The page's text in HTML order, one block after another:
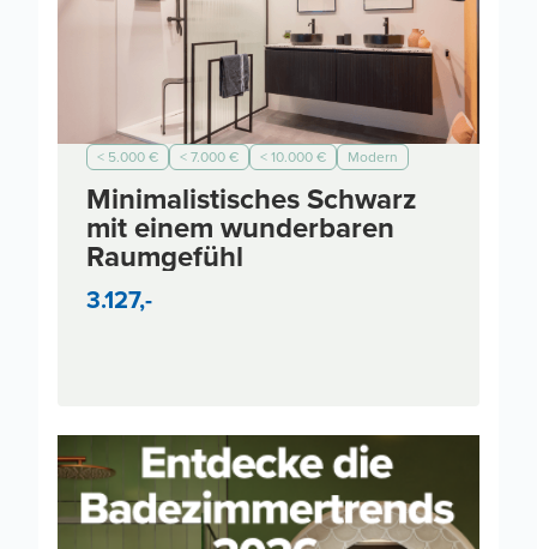
< 5.000 € < 7.000 € < 10.000 € Modern
Minimalistisches Schwarz
mit einem wunderbaren
Raumgefühl
3.127,-